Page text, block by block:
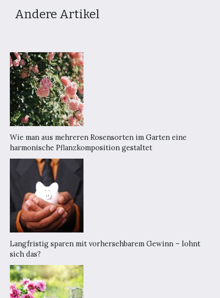
Andere Artikel
Wie man aus mehreren Rosensorten im Garten eine
harmonische Pflanzkomposition gestaltet
Langfristig sparen mit vorhersehbarem Gewinn – lohnt
sich das?